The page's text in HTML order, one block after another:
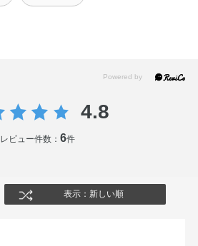
4.8
レビュー件数：6件
表示：新しい順